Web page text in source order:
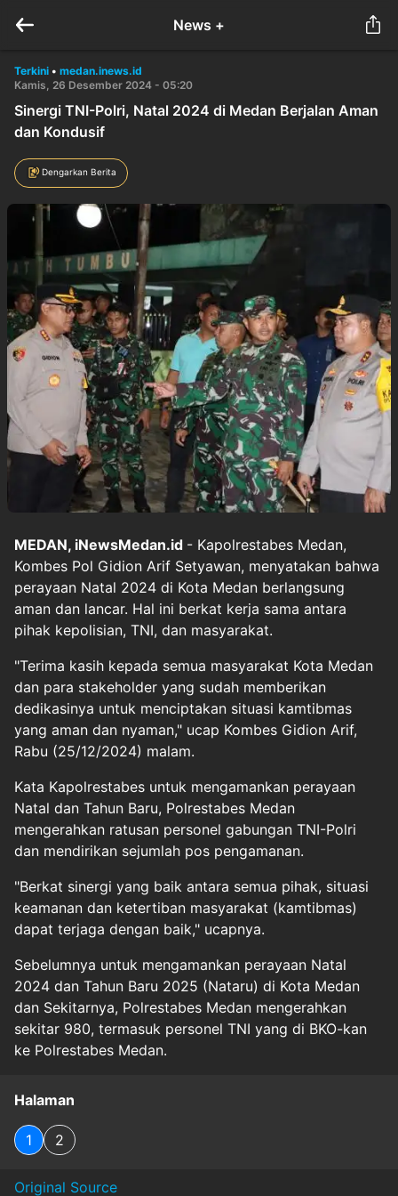
News +
Terkini • medan.inews.id
Kamis, 26 Desember 2024 - 05:20
Sinergi TNI-Polri, Natal 2024 di Medan Berjalan Aman
dan Kondusif
Dengarkan Berita
MEDAN, iNewsMedan.id - Kapolrestabes Medan,
Kombes Pol Gidion Arif Setyawan, menyatakan bahwa
perayaan Natal 2024 di Kota Medan berlangsung
aman dan lancar. Hal ini berkat kerja sama antara
pihak kepolisian, TNI, dan masyarakat.
"Terima kasih kepada semua masyarakat Kota Medan
dan para stakeholder yang sudah memberikan
dedikasinya untuk menciptakan situasi kamtibmas
yang aman dan nyaman," ucap Kombes Gidion Arif,
Rabu (25/12/2024) malam.
Kata Kapolrestabes untuk mengamankan perayaan
Natal dan Tahun Baru, Polrestabes Medan
mengerahkan ratusan personel gabungan TNI-Polri
dan mendirikan sejumlah pos pengamanan.
"Berkat sinergi yang baik antara semua pihak, situasi
keamanan dan ketertiban masyarakat (kamtibmas)
dapat terjaga dengan baik," ucapnya.
Sebelumnya untuk mengamankan perayaan Natal
2024 dan Tahun Baru 2025 (Nataru) di Kota Medan
dan Sekitarnya, Polrestabes Medan mengerahkan
sekitar 980, termasuk personel TNI yang di BKO-kan
ke Polrestabes Medan.
Halaman
1 2
Original Source